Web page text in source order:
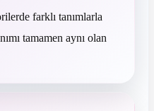
farklı tanımlarla
tamamen aynı olan